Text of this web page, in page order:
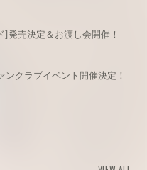
発売決定＆お渡し会開催！
クラブイベント開催決定！